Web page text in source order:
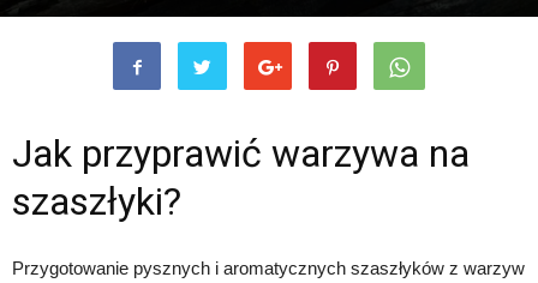
Jak przyprawić warzywa na
szaszłyki?
Przygotowanie pysznych i aromatycznych szaszłyków z warzyw